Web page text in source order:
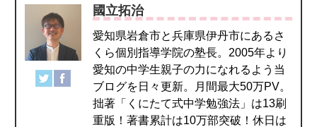
國立拓治
愛知県岩倉市と兵庫県伊丹市にあるさ
くら個別指導学院の塾長。2005年より
愛知の中学生親子の力になれるよう当
ブログを日々更新。月間最大50万PV。
拙著「くにたて式中学勉強法」は13刷
重版！著書累計は10万部突破！休日は